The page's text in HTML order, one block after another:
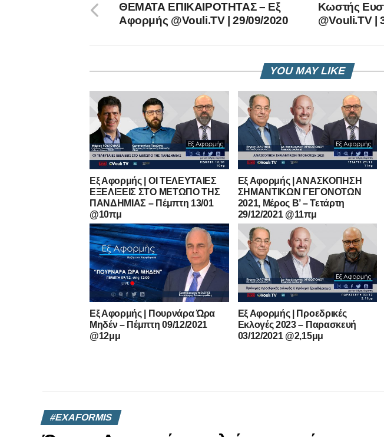
Κωστής
@Vouli.TV |
ΘΕΜΑΤΑ ΕΠΙΚΑΙΡΟΤΗΤΑΣ – Εξ
Αφορμής @Vouli.TV | 29/09/2020
YOU MAY LIKE
Εξ Αφορμής | ΟΙ ΤΕΛΕΥΤΑΙΕΣ
ΕΞΕΛΙΞΕΙΣ ΣΤΟ ΜEΤΩΠΟ ΤΗΣ
ΠΑΝΔΗΜΙΑΣ – Πέμπτη 13/01
@10πμ
Εξ Αφορμής | ΑΝΑΣΚΟΠΗΣΗ
ΣΗΜΑΝΤΙΚΩΝ ΓΕΓΟΝΟΤΩΝ
2021, Μέρος B’ – Τετάρτη
29/12/2021 @11πμ
Εξ Αφορμής | Πουρνάρα Ώρα
Μηδέν – Πέμπτη 09/12/2021
@12μμ
Εξ Αφορμής | Προεδρικές
Εκλογές 2023 – Παρασκευή
03/12/2021 @2,15μμ
#EXAFORMIS